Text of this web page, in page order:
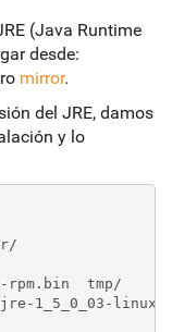
(Java Runtime
desde:
mirror.
del JRE, damos
y lo
rpm.bin  tmp/
jre-1_5_0_03-